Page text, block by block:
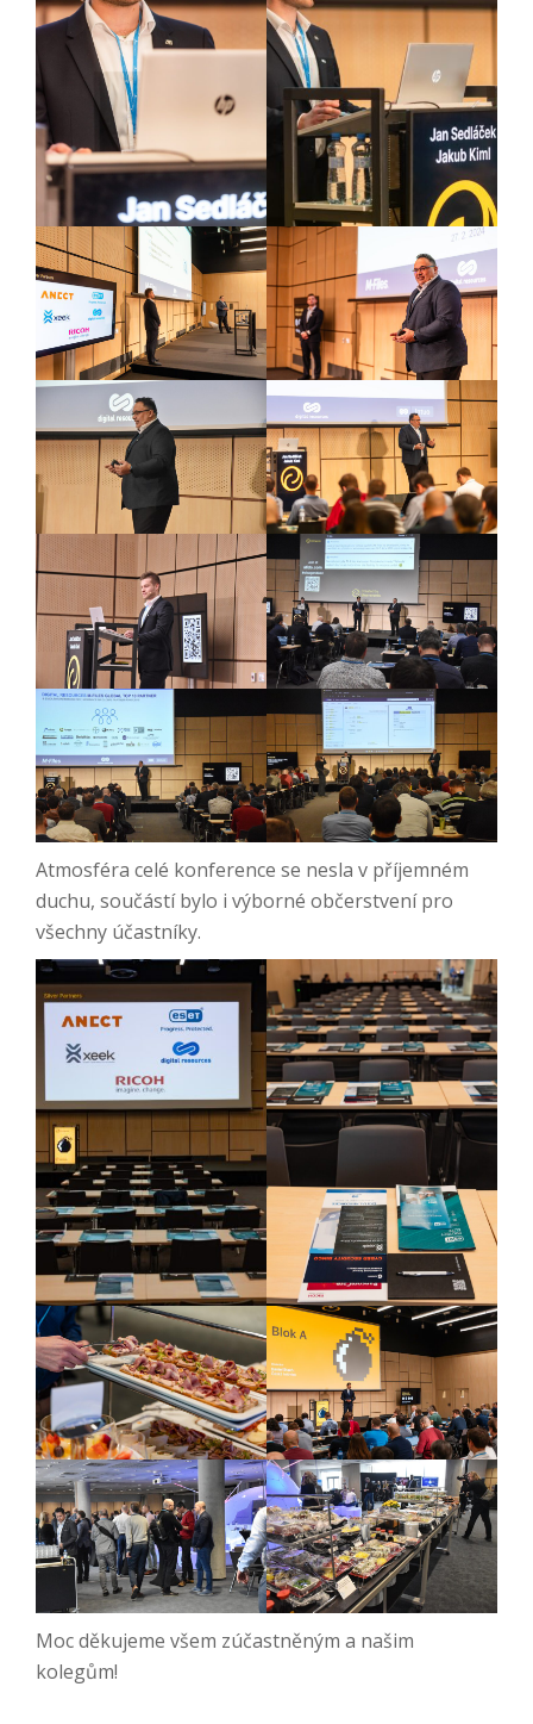
Atmosféra celé konference se nesla v příjemném
duchu, součástí bylo i výborné občerstvení pro
všechny účastníky.
Moc děkujeme všem zúčastněným a našim
kolegům!